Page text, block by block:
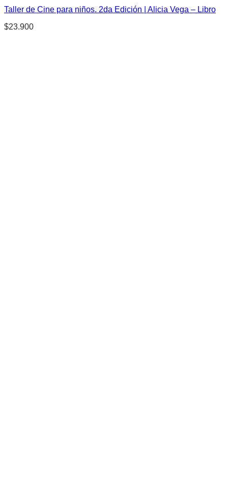
Taller de Cine para niños. 2da Edición | Alicia Vega – Libro
$23.900